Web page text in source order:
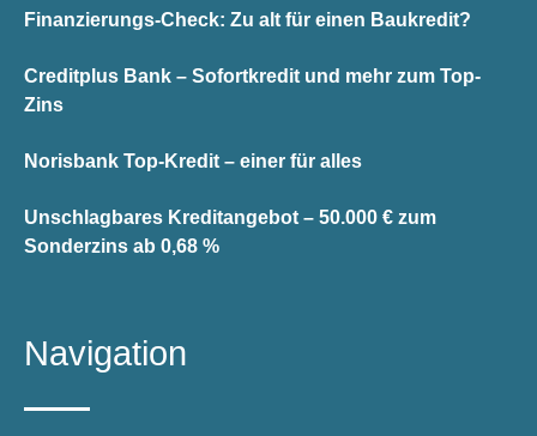
Finanzierungs-Check: Zu alt für einen Baukredit?
Creditplus Bank – Sofortkredit und mehr zum Top-
Zins
Norisbank Top-Kredit – einer für alles
Unschlagbares Kreditangebot – 50.000 € zum
Sonderzins ab 0,68 %
Navigation